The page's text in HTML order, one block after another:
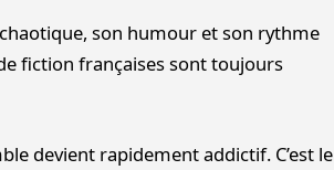
son humour et son rythme
fiction françaises sont toujours
devient rapidement addictif. C’est le